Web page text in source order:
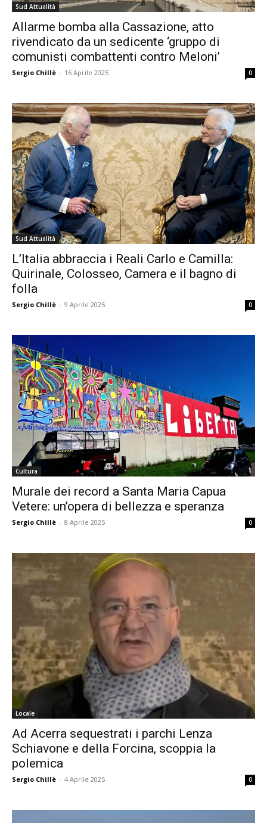
Sud Attualità
Allarme bomba alla Cassazione, atto
rivendicato da un sedicente ‘gruppo di
comunisti combattenti contro Meloni’
Sergio Chillè - 16 Aprile 2025 0
Sud Attualità
L’Italia abbraccia i Reali Carlo e Camilla:
Quirinale, Colosseo, Camera e il bagno di
folla
Sergio Chillè - 9 Aprile 2025 0
Cultura
Murale dei record a Santa Maria Capua
Vetere: un’opera di bellezza e speranza
Sergio Chillè - 8 Aprile 2025 0
Locale
Ad Acerra sequestrati i parchi Lenza
Schiavone e della Forcina, scoppia la
polemica
Sergio Chillè - 4 Aprile 2025 0